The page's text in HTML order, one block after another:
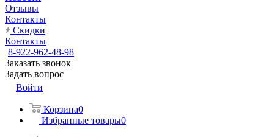
Отзывы
Контакты
Скидки
Контакты
8-922-962-48-98
Заказать звонок
Задать вопрос
Войти
Корзина0
Избранные товары0